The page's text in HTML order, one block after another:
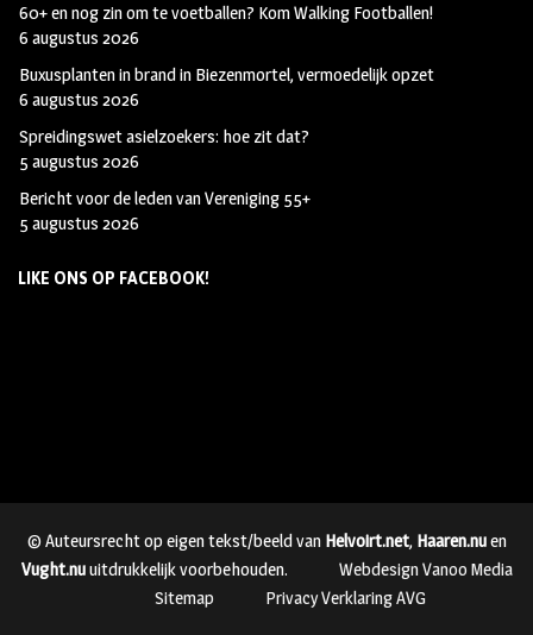
60+ en nog zin om te voetballen? Kom Walking Footballen!
6 augustus 2026
Buxusplanten in brand in Biezenmortel, vermoedelijk opzet
6 augustus 2026
Spreidingswet asielzoekers: hoe zit dat?
5 augustus 2026
Bericht voor de leden van Vereniging 55+
5 augustus 2026
LIKE ONS OP FACEBOOK!
© Auteursrecht op eigen tekst/beeld van Helvoirt.net, Haaren.nuen
Vught.nuuitdrukkelijk voorbehouden.
Webdesign Vanoo Media
Sitemap
Privacy Verklaring AVG